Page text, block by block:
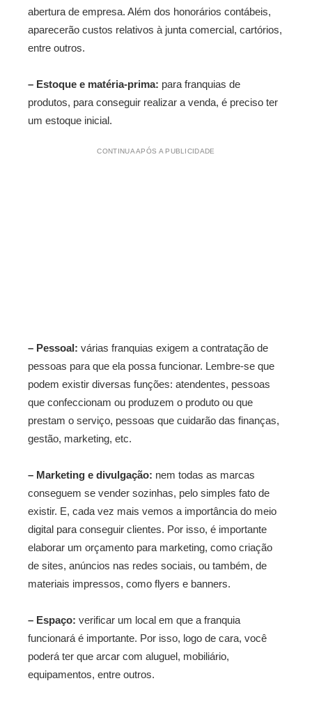
abertura de empresa. Além dos honorários contábeis,
aparecerão custos relativos à junta comercial, cartórios,
entre outros.
– Estoque e matéria-prima: para franquias de
produtos, para conseguir realizar a venda, é preciso ter
um estoque inicial.
CONTINUA APÓS A PUBLICIDADE
– Pessoal: várias franquias exigem a contratação de
pessoas para que ela possa funcionar. Lembre-se que
podem existir diversas funções: atendentes, pessoas
que confeccionam ou produzem o produto ou que
prestam o serviço, pessoas que cuidarão das finanças,
gestão, marketing, etc.
– Marketing e divulgação: nem todas as marcas
conseguem se vender sozinhas, pelo simples fato de
existir. E, cada vez mais vemos a importância do meio
digital para conseguir clientes. Por isso, é importante
elaborar um orçamento para marketing, como criação
de sites, anúncios nas redes sociais, ou também, de
materiais impressos, como flyers e banners.
– Espaço: verificar um local em que a franquia
funcionará é importante. Por isso, logo de cara, você
poderá ter que arcar com aluguel, mobiliário,
equipamentos, entre outros.